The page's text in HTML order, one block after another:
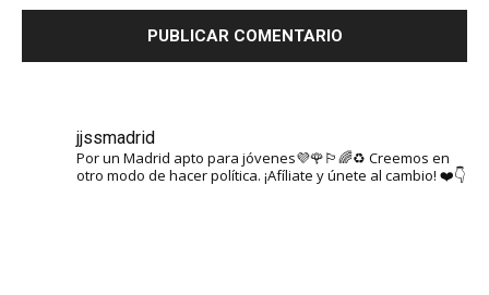
jjssmadrid
Por un Madrid apto para jóvenes💜🌹🏳️‍🌈♻️ Creemos en
otro modo de hacer política. ¡Afíliate y únete al cambio! ❤️👇